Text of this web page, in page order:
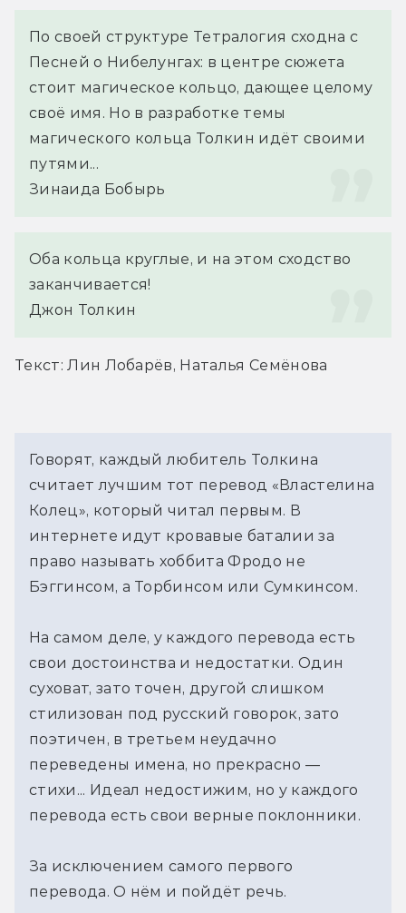
По своей структуре Тетралогия сходна с
Песней о Нибелунгах: в центре сюжета
стоит магическое кольцо, дающее целому
своё имя. Но в разработке темы
магического кольца Толкин идёт своими
путями...
Зинаида Бобырь
Оба кольца круглые, и на этом сходство
заканчивается!
Джон Толкин
Текст: Лин Лобарёв, Наталья Семёнова
Говорят, каждый любитель Толкина
считает лучшим тот перевод «Властелина
Колец», который читал первым. В
интернете идут кровавые баталии за
право называть хоббита Фродо не
Бэггинсом, а Торбинсом или Сумкинсом.
На самом деле, у каждого перевода есть
свои достоинства и недостатки. Один
суховат, зато точен, другой слишком
стилизован под русский говорок, зато
поэтичен, в третьем неудачно
переведены имена, но прекрасно —
стихи... Идеал недостижим, но у каждого
перевода есть свои верные поклонники.
За исключением самого первого
перевода. О нём и пойдёт речь.